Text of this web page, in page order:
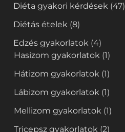
Diéta gyakori kérdések (47)
Diétás ételek (8)
Edzés gyakorlatok (4)
Hasizom gyakorlatok (1)
Hátizom gyakorlatok (1)
Lábizom gyakorlatok (1)
Mellizom gyakorlatok (1)
Tricepsz gyakorlatok (2)